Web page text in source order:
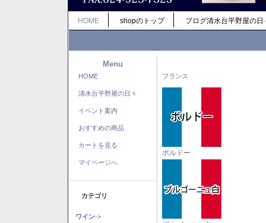
HOME shopのトップ ブログ清水台平野屋の日
Menu
HOME
清水台平野屋の日々
イベント案内
おすすめの商品
カートを見る
マイページへ
カテゴリ
ワイン->
フランス
ボルドー